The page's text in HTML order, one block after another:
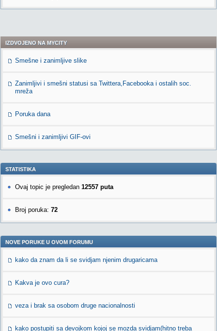
IZDVOJENO NA MYCITY
Smešne i zanimljive slike
Zanimljivi i smešni statusi sa Twittera,Facebooka i ostalih soc.
mreža
Poruka dana
Smešni i zanimljivi GIF-ovi
STATISTIKA
Ovaj topic je pregledan 12557 puta
Broj poruka: 72
NOVE PORUKE U OVOM FORUMU
kako da znam da li se svidjam njenim drugaricama
Kakva je ovo cura?
veza i brak sa osobom druge nacionalnosti
kako postupiti sa devojkom kojoj se mozda svidjam(hitno treba